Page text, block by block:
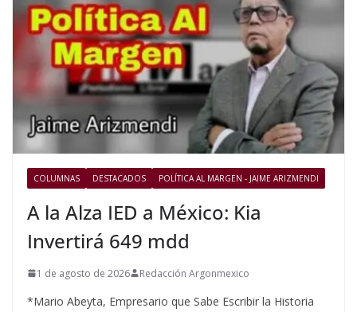
COLUMNAS DESTACADOS POLÍTICA AL MARGEN - JAIME ARIZMENDI
A la Alza IED a México: Kia
Invertirá 649 mdd
1 de agosto de 2026 Redacción Argonmexico
*Mario Abeyta, Empresario que Sabe Escribir la Historia